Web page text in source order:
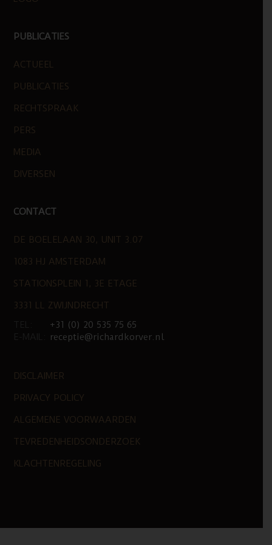
PUBLICATIES
ACTUEEL
PUBLICATIES
RECHTSPRAAK
PERS
MEDIA
DIVERSEN
CONTACT
DE BOELELAAN 30, UNIT 3.07
1083 HJ AMSTERDAM
STATIONSPLEIN 1, 3E ETAGE
3331 LL ZWIJNDRECHT
+31 (0) 20 535 75 65
receptie@richardkorver.nl
DISCLAIMER
PRIVACY POLICY
ALGEMENE VOORWAARDEN
TEVREDENHEIDSONDERZOEK
KLACHTENREGELING